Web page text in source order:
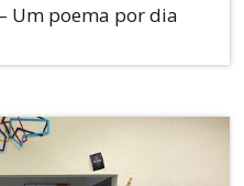
Um poema por dia